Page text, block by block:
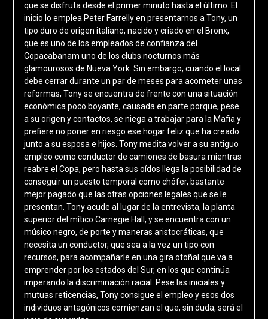
que se disfruta desde el primer minuto hasta el último. El
inicio lo emplea Peter Farrelly en presentarnos a Tony, un
tipo duro de origen italiano, nacido y criado en el Bronx,
que es uno de los empleados de confianza del
Copacabanam uno de los clubs nocturnos más
glamourosos de Nueva York. Sin embargo, cuando el local
debe cerrar durante un par de meses para acometer unas
reformas, Tony se encuentra de frente con una situación
económica poco boyante, causada en parte porque, pese
a su origen y contactos, se niega a trabajar para la Mafia y
prefiere no poner en riesgo ese hogar feliz que ha creado
junto a su esposa e hijos. Tony medita volver a su antiguo
empleo como conductor de camiones de basura mientras
reabre el Copa, pero hasta sus oídos llega la posibilidad de
conseguir un puesto temporal como chófer, bastante
mejor pagado que las otras opciones legales que se le
presentan. Tony acude al lugar de la entrevista, la planta
superior del mítico Carnegie Hall, y se encuentra con un
músico negro, de porte y maneras aristocráticas, que
necesita un conductor, que sea a la vez un tipo con
recursos, para acompañarle en una gira otoñal que va a
emprender por los estados del Sur, en los que continúa
imperando la discriminación racial. Pese las iniciales y
mutuas reticencias, Tony consigue el empleo y esos dos
individuos antagónicos comienzan el que, sin duda, será el